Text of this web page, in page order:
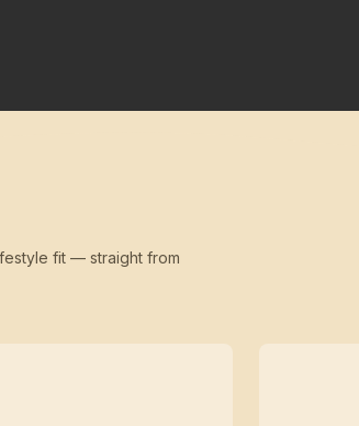
fit — straight from